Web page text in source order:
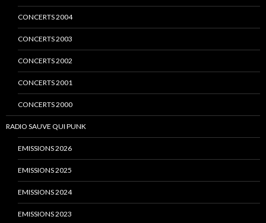
CONCERTS 2004
CONCERTS 2003
CONCERTS 2002
CONCERTS 2001
CONCERTS 2000
RADIO SAUVE QUI PUNK
EMISSIONS 2026
EMISSIONS 2025
EMISSIONS 2024
EMISSIONS 2023